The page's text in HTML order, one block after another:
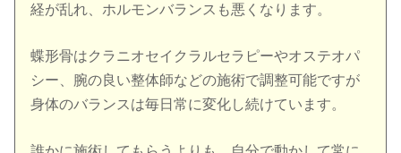
経が乱れ、ホルモンバランスも悪くなります。
蝶形骨はクラニオセイクラルセラピーやオステオパ
シー、腕の良い整体師などの施術で調整可能ですが
身体のバランスは毎日常に変化し続けています。